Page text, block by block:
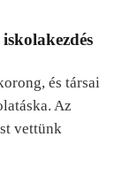
és társai
Az
vettünk